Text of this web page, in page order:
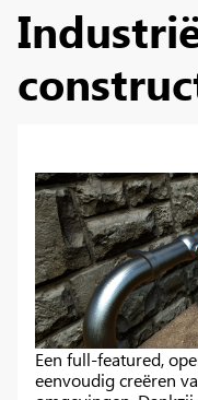
Een full-featured,
eenvoudig creëren